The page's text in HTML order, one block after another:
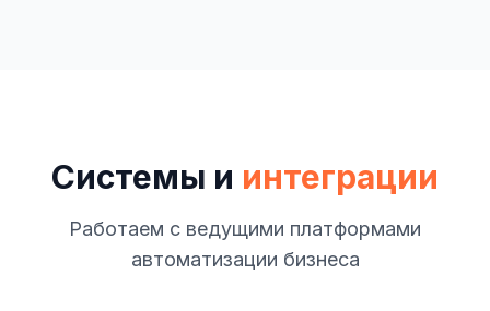
Системы и интеграции
Работаем с ведущими платформами
автоматизации бизнеса